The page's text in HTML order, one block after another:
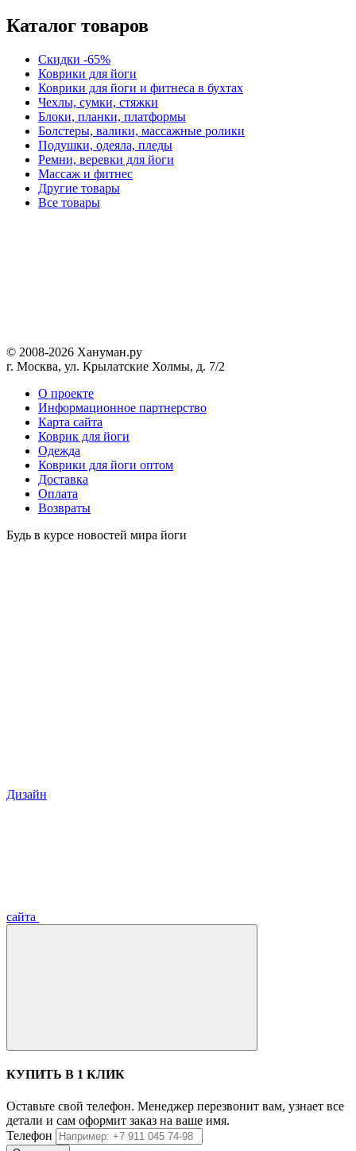
Каталог товаров
Скидки -65%
Коврики для йоги
Коврики для йоги и фитнеса в бухтах
Чехлы, сумки, стяжки
Блоки, планки, платформы
Болстеры, валики, массажные ролики
Подушки, одеяла, пледы
Ремни, веревки для йоги
Массаж и фитнес
Другие товары
Все товары
© 2008-2026 Хануман.ру
г. Москва, ул. Крылатские Холмы, д. 7/2
O проекте
Информационное партнерство
Карта сайта
Коврик для йоги
Одежда
Коврики для йоги оптом
Доставка
Оплата
Возвраты
Будь в курсе новостей мира йоги
Дизайн
сайта
КУПИТЬ В 1 КЛИК
Оставьте свой телефон. Менеджер перезвонит вам, узнает все
детали и сам оформит заказ на ваше имя.
Телефон